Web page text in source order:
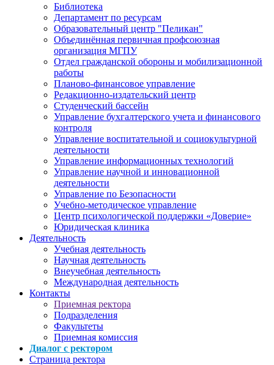
Библиотека
Департамент по ресурсам
Образовательный центр "Пеликан"
Объединённая первичная профсоюзная
организация МГПУ
Отдел гражданской обороны и мобилизационной
работы
Планово-финансовое управление
Редакционно-издательский центр
Студенческий бассейн
Управление бухгалтерского учета и финансового
контроля
Управление воспитательной и социокультурной
деятельности
Управление информационных технологий
Управление научной и инновационной
деятельности
Управление по Безопасности
Учебно-методическое управление
Центр психологической поддержки «Доверие»
Юридическая клиника
Деятельность
Учебная деятельность
Научная деятельность
Внеучебная деятельность
Международная деятельность
Контакты
Приемная ректора
Подразделения
Факультеты
Приемная комиссия
Диалог с ректором
Страница ректора